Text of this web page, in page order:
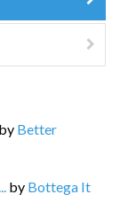
by Better
by Bottega It